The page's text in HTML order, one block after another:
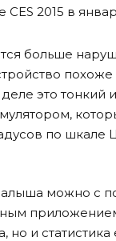
2015 в
больше
это тонкий
по шкале
можно с
но и